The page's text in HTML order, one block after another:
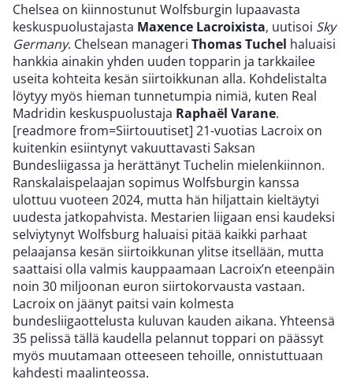
Chelsea on kiinnostunut Wolfsburgin lupaavasta
keskuspuolustajasta Maxence Lacroixista, uutisoi Sky
Germany. Chelsean manageri Thomas Tuchel haluaisi
hankkia ainakin yhden uuden topparin ja tarkkailee
useita kohteita kesän siirtoikkunan alla. Kohdelistalta
löytyy myös hieman tunnetumpia nimiä, kuten Real
Madridin keskuspuolustaja Raphaël Varane.
[readmore from=Siirtouutiset] 21-vuotias Lacroix on
kuitenkin esiintynyt vakuuttavasti Saksan
Bundesliigassa ja herättänyt Tuchelin mielenkiinnon.
Ranskalaispelaajan sopimus Wolfsburgin kanssa
ulottuu vuoteen 2024, mutta hän hiljattain kieltäytyi
uudesta jatkopahvista. Mestarien liigaan ensi kaudeksi
selviytynyt Wolfsburg haluaisi pitää kaikki parhaat
pelaajansa kesän siirtoikkunan ylitse itsellään, mutta
saattaisi olla valmis kauppaamaan Lacroix’n eteenpäin
noin 30 miljoonan euron siirtokorvausta vastaan.
Lacroix on jäänyt paitsi vain kolmesta
bundesliigaottelusta kuluvan kauden aikana. Yhteensä
35 pelissä tällä kaudella pelannut toppari on päässyt
myös muutamaan otteeseen tehoille, onnistuttuaan
kahdesti maalinteossa.